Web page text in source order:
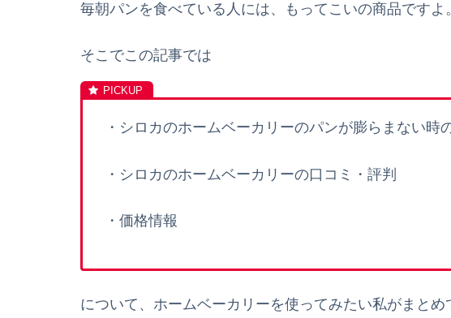
毎朝パンを食べている人には、もってこいの商品ですよ。
そこでこの記事では
・シロカのホームベーカリーのパンが膨らまない時
・シロカのホームベーカリーの口コミ・評判
・価格情報
について、ホームベーカリーを使ってみたい私がまとめ